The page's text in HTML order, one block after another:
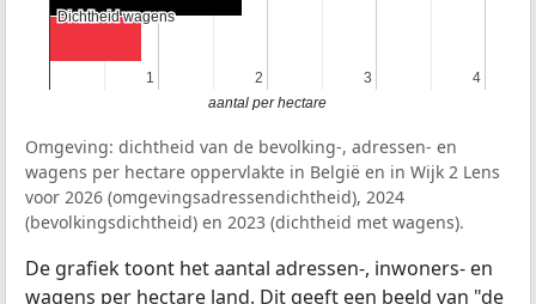
1
1 2
2 3
3 4
4
Dichtheid wagens
Dichtheid wagens
aantal per hectare
Omgeving: dichtheid van de bevolking-, adressen- en
wagens per hectare oppervlakte in België en in Wijk 2 Lens
voor 2026 (omgevingsadressendichtheid), 2024
(bevolkingsdichtheid) en 2023 (dichtheid met wagens).
De grafiek toont het aantal adressen-, inwoners- en
wagens per hectare land. Dit geeft een beeld van "de